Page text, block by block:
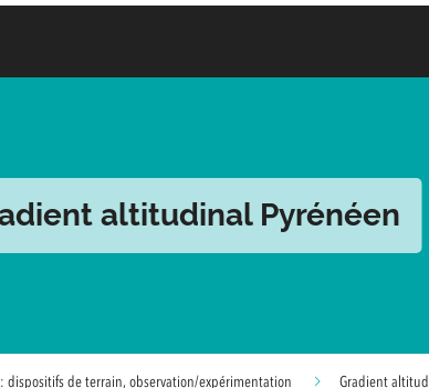
altitudinal Pyrénéen
: dispositifs de terrain, observation/expérimentation Gradient